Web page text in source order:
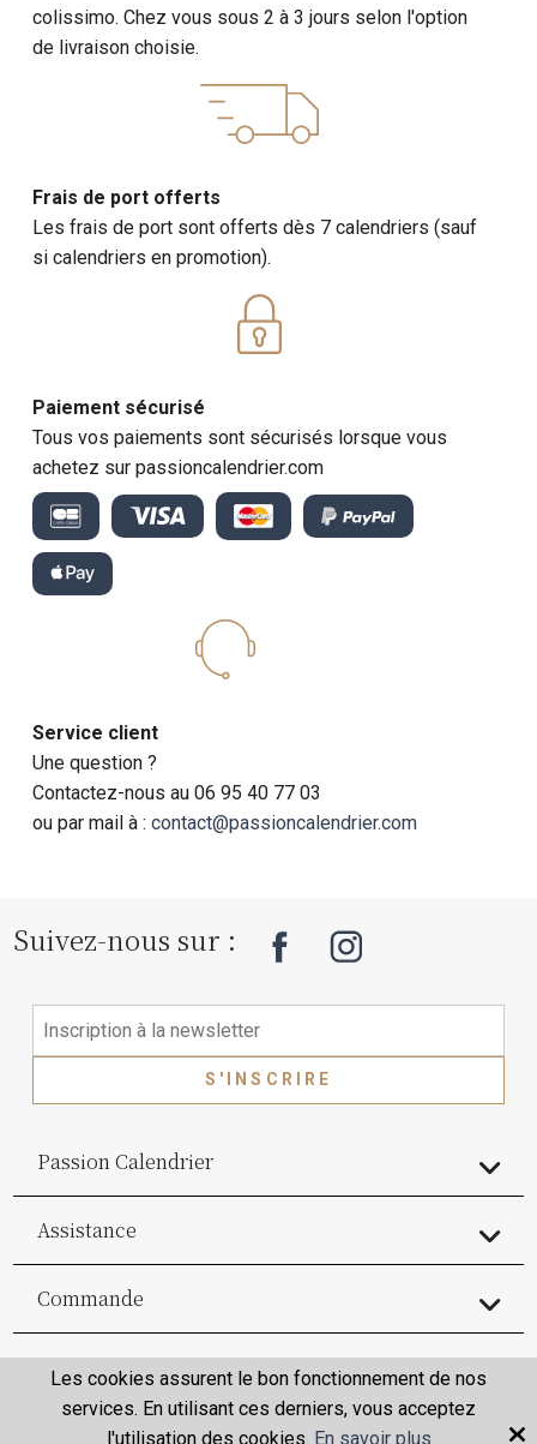
colissimo. Chez vous sous 2 à 3 jours selon l'option
de livraison choisie.
Frais de port offerts
Les frais de port sont offerts dès 7 calendriers (sauf
si calendriers en promotion).
Paiement sécurisé
Tous vos paiements sont sécurisés lorsque vous
achetez sur passioncalendrier.com
Service client
Une question ?
Contactez-nous au 06 95 40 77 03
ou par mail à :contact@passioncalendrier.com
Suivez-nous sur :
S'INSCRIRE
Passion Calendrier
Assistance
Commande
Commande
Les cookies assurent le bon fonctionnement de nos
services. En utilisant ces derniers, vous acceptez
l'utilisation des cookies. En savoir plus